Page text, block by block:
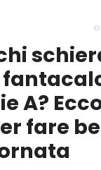
©
A?
fare